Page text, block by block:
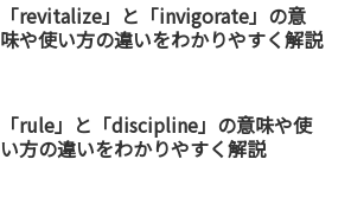
「revitalize」と「invigorate」の意
味や使い方の違いをわかりやすく解説
「rule」と「discipline」の意味や使
い方の違いをわかりやすく解説